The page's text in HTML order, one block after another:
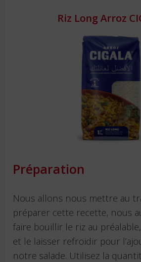
Riz Long Arroz
Préparation
Nous allons nous mettre au
préparer cette recette, nous
faire bouillir le riz au
et le laisser refroidir pour
notre salade. Utilisez la